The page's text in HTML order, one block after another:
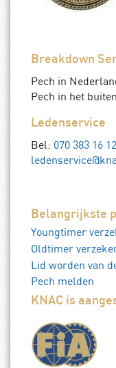
Breakdown
Pech in
Pech in het
Ledenservice
Bel: 070 383 16 12
Belangrijkste
Youngtimer
Oldtimer
Lid worden van
Pech melden
KNAC is